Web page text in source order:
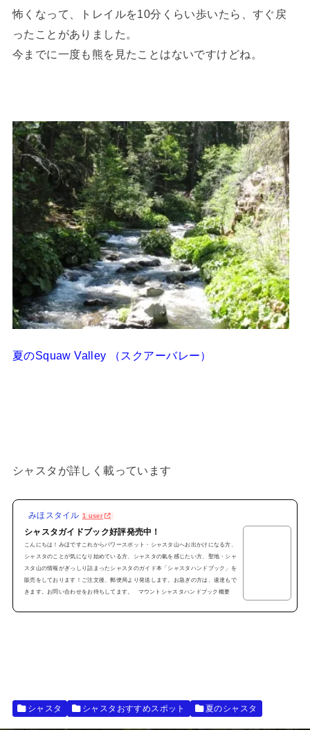
怖くなって、トレイルを10分くらい歩いたら、すぐ戻
ったことがありました。
今までに一度も熊を見たことはないですけどね。
夏のSquaw Valley （スクアーバレー）
シャスタが詳しく載っています
みほスタイル 1 user
シャスタガイドブック好評発売中！
こんにちは！みほですこれからパワースポット・シャスタ山へお出かけになる方、
シャスタのことが気になり始めている方、シャスタの氣を感じたい方、聖地・シャ
スタ山の情報がぎっしり詰まったシャスタのガイド本「シャスタハンドブック」を
販売をしております！ご注文後、郵便局より発送します。お急ぎの方は、速達もで
きます。お問い合わせをお待ちしてます。 マウントシャスタハンドブック概要
シャスタ シャスタおすすめスポット 夏のシャスタ